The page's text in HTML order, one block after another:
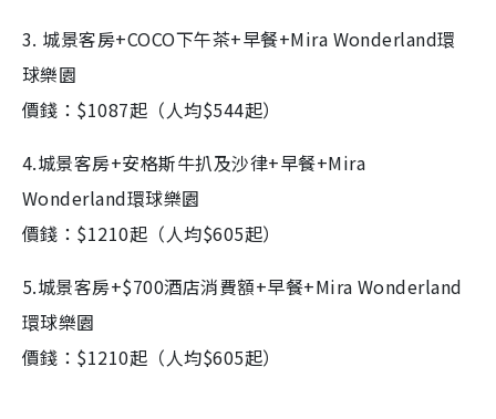
3. 城景客房+COCO下午茶+早餐+Mira Wonderland環
球樂園
價錢：$1087起（人均$544起）
4.城景客房+安格斯牛扒及沙律+早餐+Mira
Wonderland環球樂園
價錢： $1210起 （人均$605起）
5.城景客房+$700酒店消費額+早餐+Mira Wonderland
環球樂園
價錢： $1210起 （人均$605起）